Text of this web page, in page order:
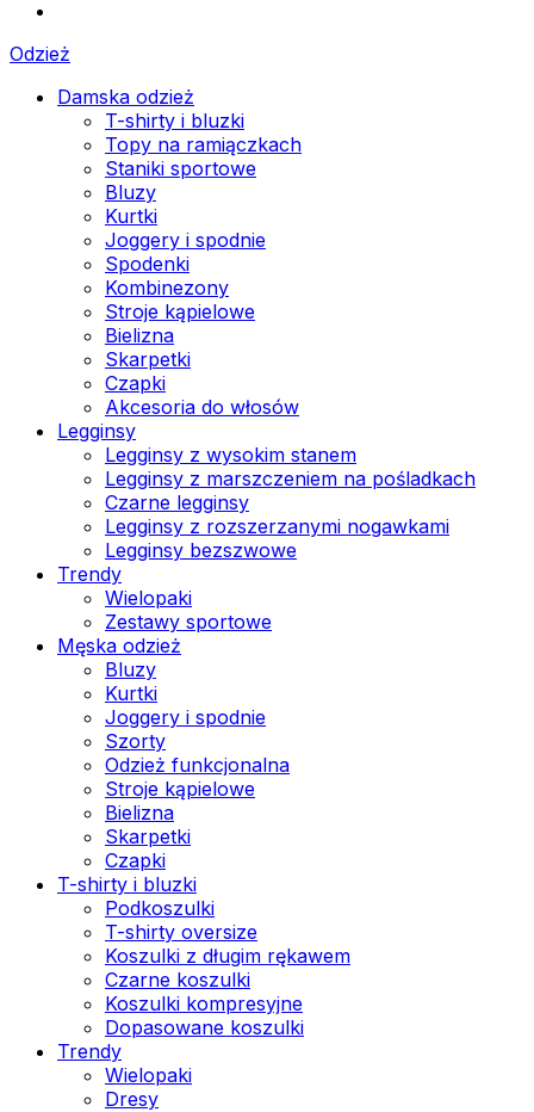
Odzież
Damska odzież
T-shirty i bluzki
Topy na ramiączkach
Staniki sportowe
Bluzy
Kurtki
Joggery i spodnie
Spodenki
Kombinezony
Stroje kąpielowe
Bielizna
Skarpetki
Czapki
Akcesoria do włosów
Legginsy
Legginsy z wysokim stanem
Legginsy z marszczeniem na pośladkach
Czarne legginsy
Legginsy z rozszerzanymi nogawkami
Legginsy bezszwowe
Trendy
Wielopaki
Zestawy sportowe
Męska odzież
Bluzy
Kurtki
Joggery i spodnie
Szorty
Odzież funkcjonalna
Stroje kąpielowe
Bielizna
Skarpetki
Czapki
T-shirty i bluzki
Podkoszulki
T-shirty oversize
Koszulki z długim rękawem
Czarne koszulki
Koszulki kompresyjne
Dopasowane koszulki
Trendy
Wielopaki
Dresy